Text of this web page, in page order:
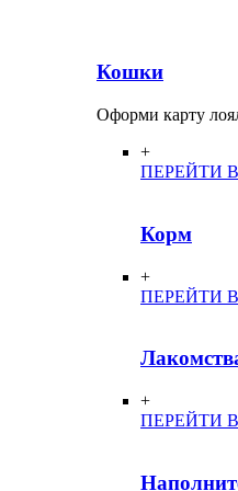
Кошки
Оформи карту
+
ПЕРЕЙТИ
Корм
+
ПЕРЕЙТИ
+
ПЕРЕЙТИ